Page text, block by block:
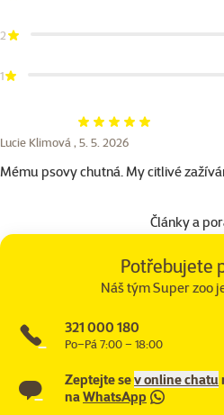
2
1
Hodnocení 100%
Lucie Klimová , 5. 5. 2026
Mému psovy chutná. My citlivé
Články a
Potřebujete
Náš tým Super zoo
321 000 180
Po–Pá 7:00 – 18:00
Zeptejte sev online chatu
naWhatsApp